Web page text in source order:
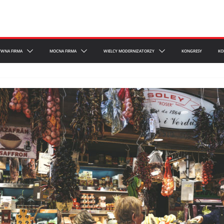
FIRMA MOCNA FIRMA WIELCY MODERNIZATORZY KONGRESY